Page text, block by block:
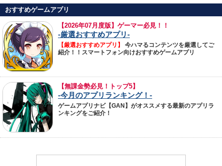
おすすめゲームアプリ
【2026年07月度版】ゲーマー必見！！
-厳選おすすめアプリ-
【厳選おすすめアプリ】
今ハマるコンテンツを厳選してご
紹介！！スマートフォン向けおすすめゲームアプリ
【無課金勢必見！トップ5】
-今月のアプリランキング！-
ゲームアプリナビ【GAN】がオススメする最新のアプリラ
ンキングをご紹介！